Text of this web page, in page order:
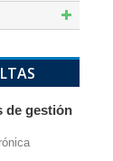
de gestión